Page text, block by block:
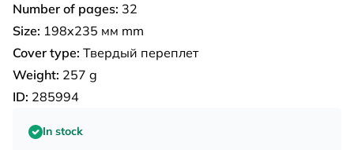
Number of pages: 32
Size: 198x235 мм mm
Cover type: Твердый переплет
Weight: 257 g
ID: 285994
In stock